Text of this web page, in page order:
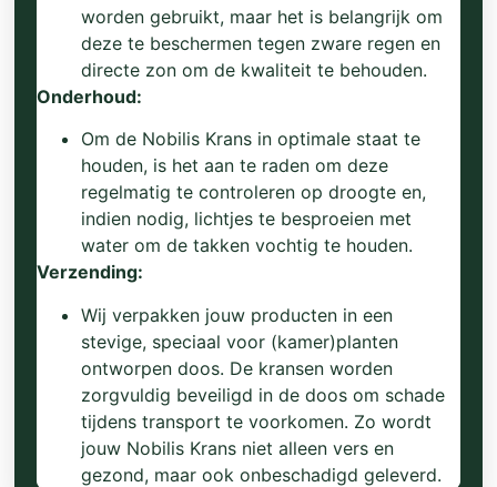
worden gebruikt, maar het is belangrijk om
deze te beschermen tegen zware regen en
directe zon om de kwaliteit te behouden.
Onderhoud:
Om de Nobilis Krans in optimale staat te
houden, is het aan te raden om deze
regelmatig te controleren op droogte en,
indien nodig, lichtjes te besproeien met
water om de takken vochtig te houden.
Verzending:
Wij verpakken jouw producten in een
stevige, speciaal voor (kamer)planten
ontworpen doos. De kransen worden
zorgvuldig beveiligd in de doos om schade
tijdens transport te voorkomen. Zo wordt
jouw Nobilis Krans niet alleen vers en
gezond, maar ook onbeschadigd geleverd.